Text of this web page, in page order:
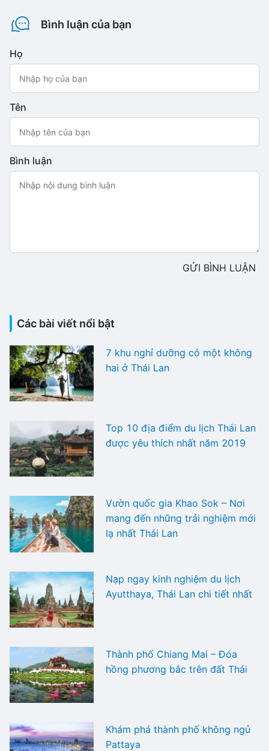
Bình luận của bạn
Họ
Tên
Bình luận
GỬI BÌNH LUẬN
Các bài viết nổi bật
7 khu nghỉ dưỡng có một không
hai ở Thái Lan
Top 10 địa điểm du lịch Thái Lan
được yêu thích nhất năm 2019
Vườn quốc gia Khao Sok – Nơi
mang đến những trải nghiệm mới
lạ nhất Thái Lan
Nạp ngay kinh nghiệm du lịch
Ayutthaya, Thái Lan chi tiết nhất
Thành phố Chiang Mai – Đóa
hồng phương bắc trên đất Thái
Khám phá thành phố không ngủ
Pattaya